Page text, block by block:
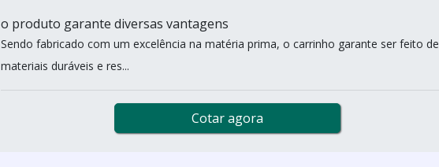
o produto garante diversas vantagens
Sendo fabricado com um excelência na matéria prima, o carrinho garante ser feito de
materiais duráveis e res...
Cotar agora